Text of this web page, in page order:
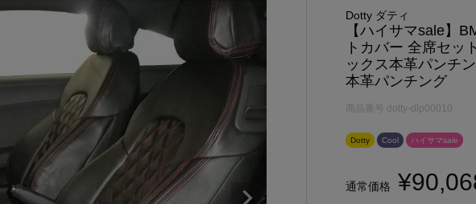
Dotty ダティ
【ハイサマsale】
トカバー 全席セッ
ックス本革パンチ
本革パンチング
商品番号 dotty-dlp00010
Dotty Cool ハイサマsale
通常価格 ¥